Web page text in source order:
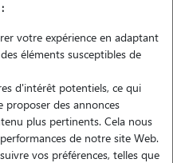
sans engagement
votre expérience en adaptant
éléments susceptibles de
d'intérêt potentiels, ce qui
proposer des annonces
plus pertinents. Cela nous
de notre site Web.
vos préférences, telles que